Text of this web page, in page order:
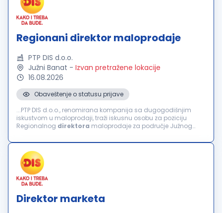
Regionani direktor maloprodaje
PTP DIS d.o.o.
Južni Banat - Izvan pretražene lokacije
16.08.2026
Obaveštenje o statusu prijave
...PTP DIS d.o.o., renomirana kompanija sa dugogodišnjim
iskustvom u maloprodaji, traži iskusnu osobu za poziciju
Regionalnog direktora maloprodaje za područje Južnog
sposobnostima i želite...
Direktor marketa